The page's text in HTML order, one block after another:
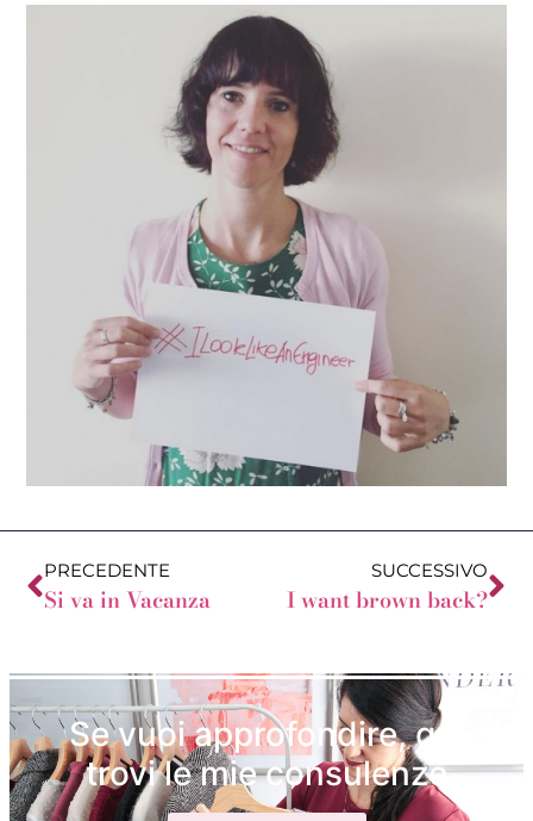
PRECEDENTE
Si va in Vacanza
SUCCESSIVO
I want brown back?
Se vuoi approfondire, qui
trovi le mie consulenze